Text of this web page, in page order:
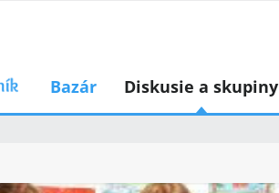
Bazár Diskusie a skupiny